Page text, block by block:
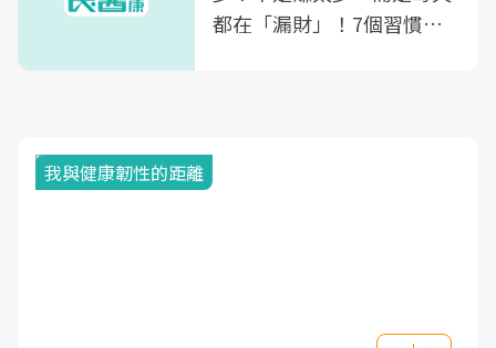
都在「漏財」！7個習慣一
我與健康韌性的距離